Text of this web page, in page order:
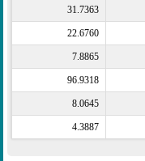
31.7363
22.6760
7.8865
96.9318
8.0645
4.3887